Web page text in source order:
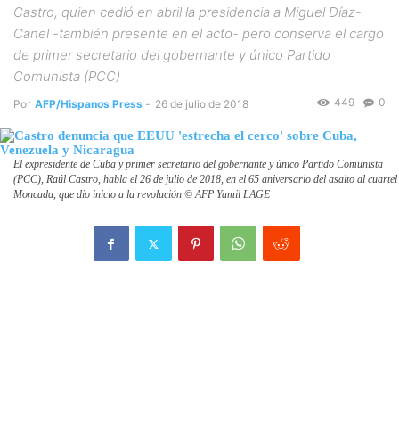
Castro, quien cedió en abril la presidencia a Miguel Díaz-
Canel -también presente en el acto- pero conserva el cargo
de primer secretario del gobernante y único Partido
Comunista (PCC)
Por AFP/Hispanos Press - 26 de julio de 2018 0
449
El expresidente de Cuba y primer secretario del gobernante y único Partido Comunista
(PCC), Raúl Castro, habla el 26 de julio de 2018, en el 65 aniversario del asalto al cuartel
Moncada, que dio inicio a la revolución © AFP Yamil LAGE